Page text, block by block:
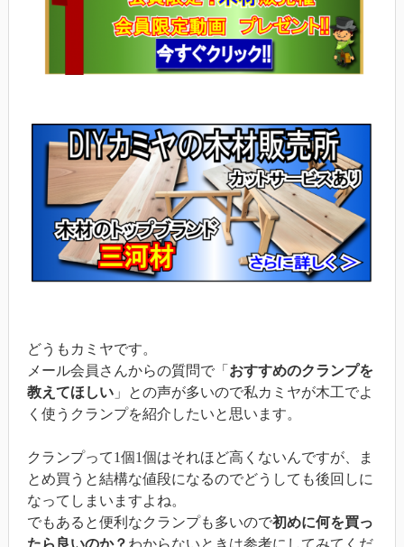
どうもカミヤです。
メール会員さんからの質問で「 おすすめのクランプを
教えてほしい」との声が多いので私カミヤが木工でよ
く使うクランプを紹介したいと思います。
クランプって1個1個はそれほど高くないんですが、ま
とめ買うと結構な値段になるのでどうしても後回しに
なってしまいますよね。
でもあると便利なクランプも多いので初めに何を買っ
たら良いのか？ わからないときは参考にしてみてくだ